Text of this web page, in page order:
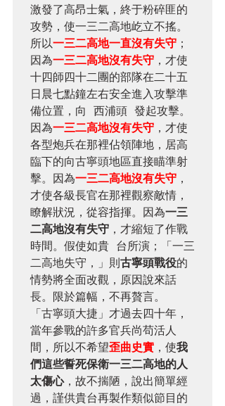
激發了高昂士氣，終于粉碎匪的
攻勢，使一三二高地屹立不搖。
所以一三二高地一直沒有失守 ；
因為一三二高地沒有失守 ，才使
十四師四十二團的部隊在二十五
日晨七點鐘左右安全進入攻擊準
備位置，向 西浦頭 發起攻擊。
因為一三二高地沒有失守 ，才使
各型炮兵在那裡佔領陣地，居高
臨下的向古寧頭地區直接瞄準射
擊。因為一三二高地沒有失守 ，
才使各級長官在那裡觀察敵情，
瞭解狀況，從容指揮。因為一三
二高地沒有失守 ，才縮短了作戰
時間。假使如貴 台所演；「一三
二高地失守，」則古寧頭戰役的
情勢將全面改觀，原因說來話
長。限於篇幅，不再贅言。
「古寧頭大捷」才過去四十年，
當年參戰的許多官兵尚苟活人
間，所以不希望歪曲史實 ，使我
們這些誓死保衛一三二高地的人
太傷心，故不揣陋，說出簡單經
過，謹供貴台再製作類似節目的